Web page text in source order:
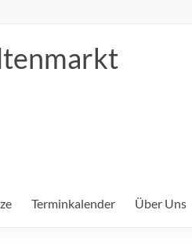
Terminkalender Über Uns